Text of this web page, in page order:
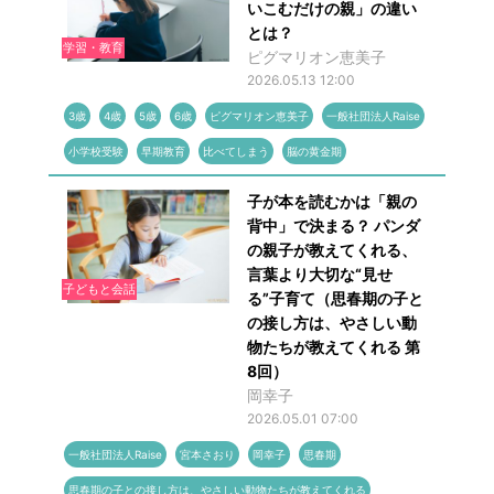
学習・教育
いこむだけの親」の違い
とは？
ピグマリオン恵美子
2026.05.13 12:00
3歳 4歳 5歳 6歳 ピグマリオン恵美子 一般社団法人Raise
小学校受験 早期教育 比べてしまう 脳の黄金期
子どもと会話
子が本を読むかは「親の
背中」で決まる？ パンダ
の親子が教えてくれる、
言葉より大切な“見せ
る”子育て（思春期の子と
の接し方は、やさしい動
物たちが教えてくれる 第
8回）
岡幸子
2026.05.01 07:00
一般社団法人Raise 宮本さおり 岡幸子 思春期
思春期の子との接し方は、やさしい動物たちが教えてくれる